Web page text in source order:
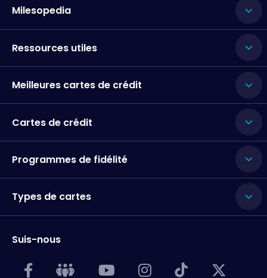
Milesopedia
Ressources utiles
Meilleures cartes de crédit
Cartes de crédit
Programmes de fidélité
Types de cartes
Suis-nous